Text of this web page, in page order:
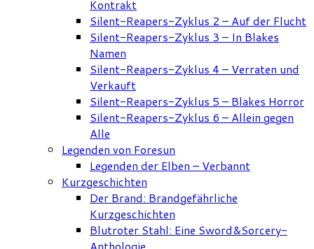
Kontrakt
Silent-Reapers-Zyklus 2 – Auf der Flucht
Silent-Reapers-Zyklus 3 – In Blakes
Namen
Silent-Reapers-Zyklus 4 – Verraten und
Verkauft
Silent-Reapers-Zyklus 5 – Blakes Horror
Silent-Reapers-Zyklus 6 – Allein gegen
Alle
Legenden von Foresun
Legenden der Elben – Verbannt
Kurzgeschichten
Der Brand: Brandgefährliche
Kurzgeschichten
Blutroter Stahl: Eine Sword&Sorcery-